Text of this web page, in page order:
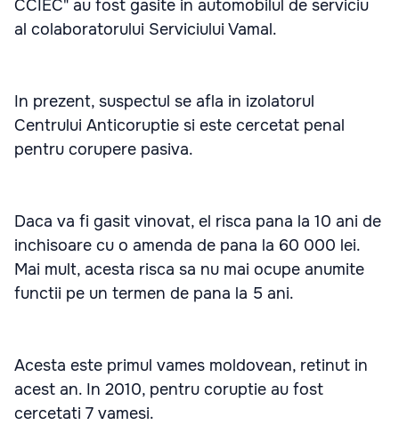
CCIEC" au fost gasite in automobilul de serviciu
al colaboratorului Serviciului Vamal.
In prezent, suspectul se afla in izolatorul
Centrului Anticoruptie si este cercetat penal
pentru corupere pasiva.
Daca va fi gasit vinovat, el risca pana la 10 ani de
inchisoare cu o amenda de pana la 60 000 lei.
Mai mult, acesta risca sa nu mai ocupe anumite
functii pe un termen de pana la 5 ani.
Acesta este primul vames moldovean, retinut in
acest an. In 2010, pentru coruptie au fost
cercetati 7 vamesi.